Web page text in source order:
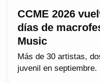
CCME 2026
días de
Music
Más de 30 artistas,
juvenil en septiembre.